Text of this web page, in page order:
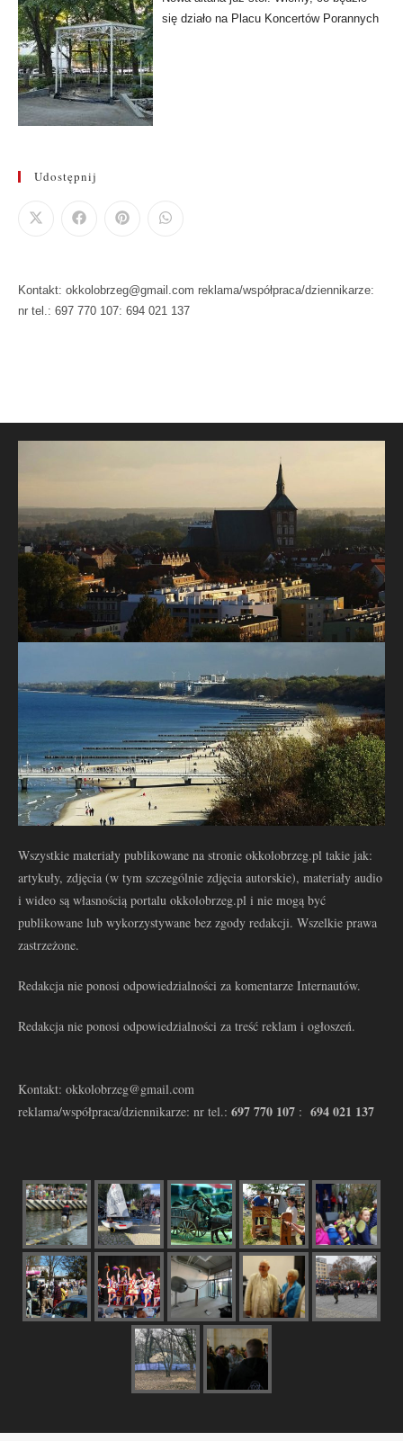
się działo na Placu Koncertów Porannych
Udostępnij
Kontakt: okkolobrzeg@gmail.com reklama/współpraca/dziennikarze:
nr tel.: 697 770 107: 694 021 137
Wszystkie materiały publikowane na stronie okkolobrzeg.pl takie jak:
artykuły, zdjęcia (w tym szczególnie zdjęcia autorskie), materiały audio
i wideo są własnością portalu okkolobrzeg.pl i nie mogą być
publikowane lub wykorzystywane bez zgody redakcji. Wszelkie prawa
zastrzeżone.
Redakcja nie ponosi odpowiedzialności za komentarze Internautów.
Redakcja nie ponosi odpowiedzialności za treść reklam i ogłoszeń.
Kontakt: okkolobrzeg@gmail.com
reklama/współpraca/dziennikarze: nr tel.: 697 770 107 : 694 021 137